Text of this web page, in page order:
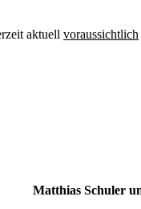
aktuell voraussichtlich
Matthias Schuler